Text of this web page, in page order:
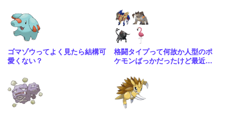
ゴマゾウってよく見たら結構可
愛くない？
格闘タイプって何故か人型のポ
ケモンばっかだったけど最近は
も増えてきたね